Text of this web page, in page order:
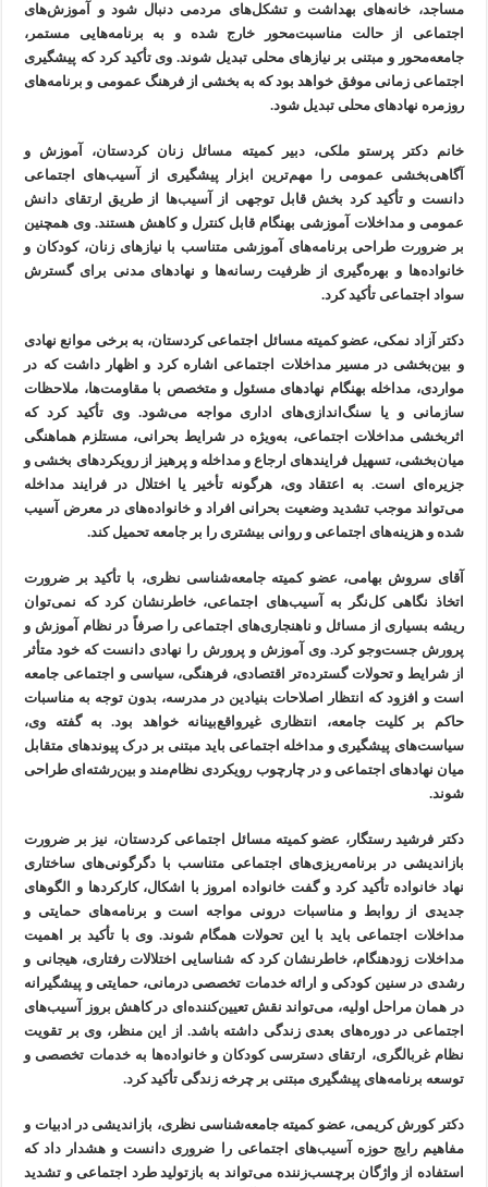
مساجد، خانه‌های بهداشت و تشکل‌های مردمی دنبال شود و آموزش‌های
اجتماعی از حالت مناسبت‌محور خارج شده و به برنامه‌هایی مستمر،
جامعه‌محور و مبتنی بر نیازهای محلی تبدیل شوند. وی تأکید کرد که پیشگیری
اجتماعی زمانی موفق خواهد بود که به بخشی از فرهنگ عمومی و برنامه‌های
روزمره نهادهای محلی تبدیل شود.
خانم دکتر پرستو ملکی، دبیر کمیته مسائل زنان کردستان، آموزش و
آگاهی‌بخشی عمومی را مهم‌ترین ابزار پیشگیری از آسیب‌های اجتماعی
دانست و تأکید کرد بخش قابل توجهی از آسیب‌ها از طریق ارتقای دانش
عمومی و مداخلات آموزشی بهنگام قابل کنترل و کاهش هستند. وی همچنین
بر ضرورت طراحی برنامه‌های آموزشی متناسب با نیازهای زنان، کودکان و
خانواده‌ها و بهره‌گیری از ظرفیت رسانه‌ها و نهادهای مدنی برای گسترش
سواد اجتماعی تأکید کرد.
دکتر آزاد نمکی، عضو کمیته مسائل اجتماعی کردستان، به برخی موانع نهادی
و بین‌بخشی در مسیر مداخلات اجتماعی اشاره کرد و اظهار داشت که در
مواردی، مداخله بهنگام نهادهای مسئول و متخصص با مقاومت‌ها، ملاحظات
سازمانی و یا سنگ‌اندازی‌های اداری مواجه می‌شود. وی تأکید کرد که
اثربخشی مداخلات اجتماعی، به‌ویژه در شرایط بحرانی، مستلزم هماهنگی
میان‌بخشی، تسهیل فرایندهای ارجاع و مداخله و پرهیز از رویکردهای بخشی و
جزیره‌ای است. به اعتقاد وی، هرگونه تأخیر یا اختلال در فرایند مداخله
می‌تواند موجب تشدید وضعیت بحرانی افراد و خانواده‌های در معرض آسیب
شده و هزینه‌های اجتماعی و روانی بیشتری را بر جامعه تحمیل کند.
آقای سروش بهامی، عضو کمیته جامعه‌شناسی نظری، با تأکید بر ضرورت
اتخاذ نگاهی کل‌نگر به آسیب‌های اجتماعی، خاطرنشان کرد که نمی‌توان
ریشه بسیاری از مسائل و ناهنجاری‌های اجتماعی را صرفاً در نظام آموزش و
پرورش جست‌وجو کرد. وی آموزش و پرورش را نهادی دانست که خود متأثر
از شرایط و تحولات گسترده‌تر اقتصادی، فرهنگی، سیاسی و اجتماعی جامعه
است و افزود که انتظار اصلاحات بنیادین در مدرسه، بدون توجه به مناسبات
حاکم بر کلیت جامعه، انتظاری غیرواقع‌بینانه خواهد بود. به گفته وی،
سیاست‌های پیشگیری و مداخله اجتماعی باید مبتنی بر درک پیوندهای متقابل
میان نهادهای اجتماعی و در چارچوب رویکردی نظام‌مند و بین‌رشته‌ای طراحی
شوند.
دکتر فرشید رستگار، عضو کمیته مسائل اجتماعی کردستان، نیز بر ضرورت
بازاندیشی در برنامه‌ریزی‌های اجتماعی متناسب با دگرگونی‌های ساختاری
نهاد خانواده تأکید کرد و گفت خانواده امروز با اشکال، کارکردها و الگوهای
جدیدی از روابط و مناسبات درونی مواجه است و برنامه‌های حمایتی و
مداخلات اجتماعی باید با این تحولات همگام شوند. وی با تأکید بر اهمیت
مداخلات زودهنگام، خاطرنشان کرد که شناسایی اختلالات رفتاری، هیجانی و
رشدی در سنین کودکی و ارائه خدمات تخصصی درمانی، حمایتی و پیشگیرانه
در همان مراحل اولیه، می‌تواند نقش تعیین‌کننده‌ای در کاهش بروز آسیب‌های
اجتماعی در دوره‌های بعدی زندگی داشته باشد. از این منظر، وی بر تقویت
نظام غربالگری، ارتقای دسترسی کودکان و خانواده‌ها به خدمات تخصصی و
توسعه برنامه‌های پیشگیری مبتنی بر چرخه زندگی تأکید کرد.
دکتر کورش کریمی، عضو کمیته جامعه‌شناسی نظری، بازاندیشی در ادبیات و
مفاهیم رایج حوزه آسیب‌های اجتماعی را ضروری دانست و هشدار داد که
استفاده از واژگان برچسب‌زننده می‌تواند به بازتولید طرد اجتماعی و تشدید